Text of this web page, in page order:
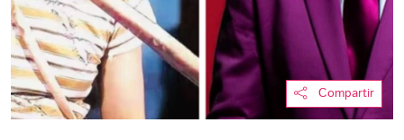
Compartir